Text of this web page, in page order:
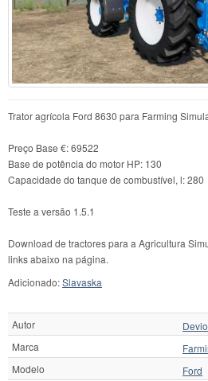
Trator agrícola Ford 8630 para Farming
Preço Base €: 69522
Base de potência do motor HP: 130
Capacidade do tanque de combustível, l: 280
Teste a versão 1.5.1
Download de tractores para a Agricultura
links abaixo na página.
Adicionado:Slavaska
Autor
Marca
Modelo
Ford